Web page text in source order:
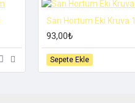
Sarı Hortum Eki Kruva
93,00₺
Sepete Ekle